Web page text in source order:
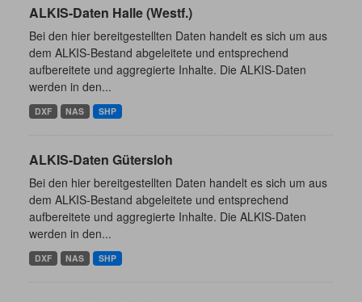
ALKIS-Daten Halle (Westf.)
Bei den hier bereitgestellten Daten handelt es sich um aus
dem ALKIS-Bestand abgeleitete und entsprechend
aufbereitete und aggregierte Inhalte. Die ALKIS-Daten
werden in den...
DXF NAS SHP
ALKIS-Daten Gütersloh
Bei den hier bereitgestellten Daten handelt es sich um aus
dem ALKIS-Bestand abgeleitete und entsprechend
aufbereitete und aggregierte Inhalte. Die ALKIS-Daten
werden in den...
DXF NAS SHP